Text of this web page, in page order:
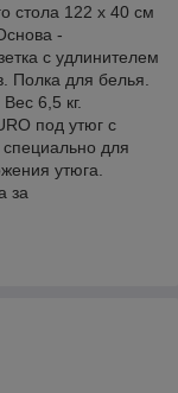
стола 122 х 40 см
-
с удлинителем
Полка для белья.
6,5 кг.
под утюг с
для
утюга.
за